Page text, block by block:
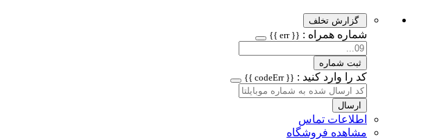
گزارش تخلف
شماره همراه : {{ err }}
ثبت شماره
کد را وارد کنید : {{ codeErr }}
ارسال
اطلاعات تماس
مشاهده فروشگاه